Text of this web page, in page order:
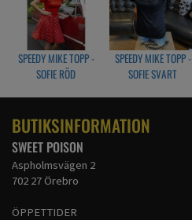
SPEEDY MIKE TOPP -
SOFIE RÖD
SPEEDY MIKE TOPP -
SOFIE SVART
BUTIKSINFORMATION
SWEET POISON
Aspholmsvägen 2
702 27 Örebro
ÖPPETTIDER